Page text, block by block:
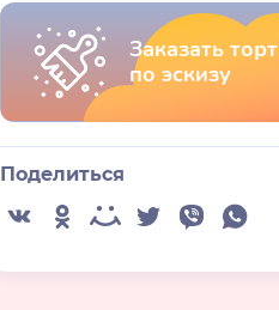
Заказать торт
по эскизу
Поделиться